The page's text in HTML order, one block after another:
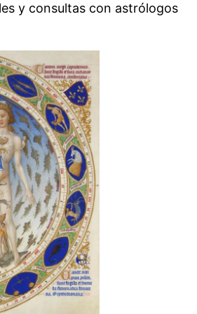
y consultas con astrólogos